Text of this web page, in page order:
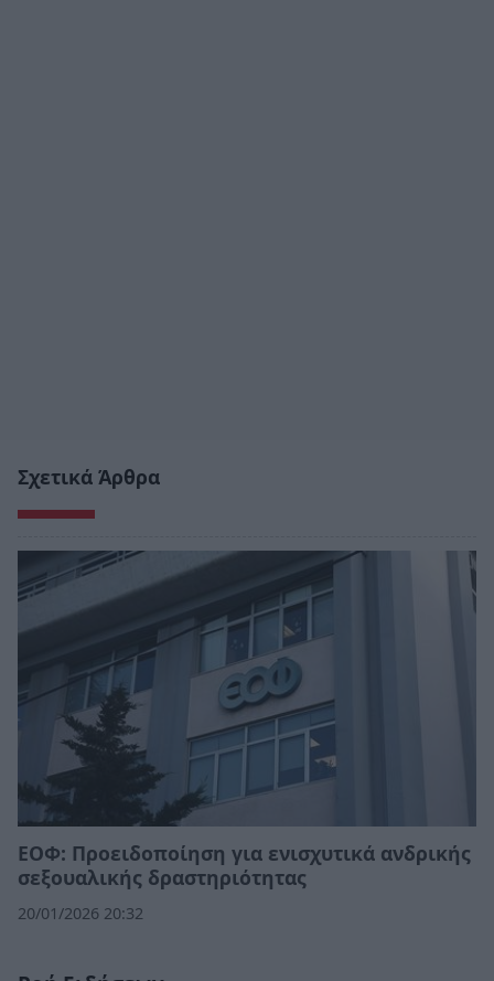
Σχετικά Άρθρα
ΕΟΦ: Προειδοποίηση για ενισχυτικά ανδρικής
σεξουαλικής δραστηριότητας
20/01/2026 20:32